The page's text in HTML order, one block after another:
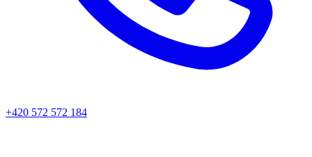
+420 572 572 184